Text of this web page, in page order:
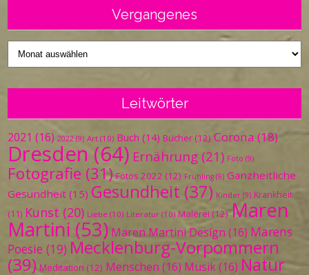
Vergangenes
Vergangenes
Leitwörter
2021 (16) 2022 (9) Art (10) Buch (14) Bücher (12) Corona (18)
Dresden (64) Ernährung (21) Foto (9)
Fotografie (31) Fotos 2022 (12) Frühling (9) Ganzheitliche
Gesundheit (15) Gesundheit (37) Kinder (9) Krankheit
(11) Kunst (20) Liebe (10) Literatur (10) Malerei (12) Maren
Martini (53) Maren Martini Design (16) Marens
Poesie (19) Mecklenburg-Vorpommern
(39) Meditation (12) Menschen (16) Musik(16) Natur